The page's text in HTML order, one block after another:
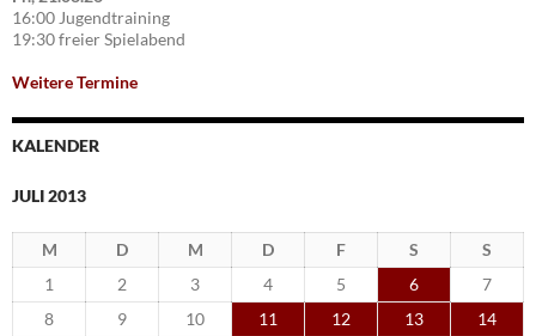
16:00 Jugendtraining
19:30 freier Spielabend
Weitere Termine
KALENDER
JULI 2013
M D M D F S
S
1
2 3 4 5 6
7
8
9 10 11 12 13
14